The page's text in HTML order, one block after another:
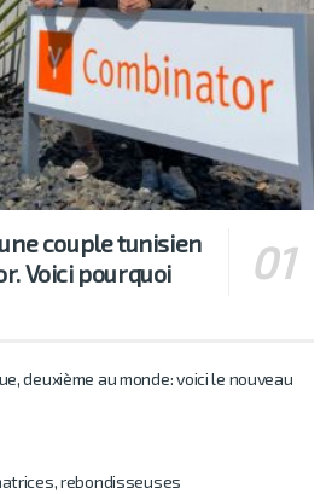
couple tunisien
Voici pourquoi
deuxième au monde: voici le nouveau
rebondisseuses